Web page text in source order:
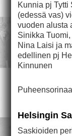
Kunnia pj Tytti
(edessä vas)
vuoden alusta
Sinikka
Nina Laisi ja
edellinen pj
Kinnunen
Helsingin
Saskioiden